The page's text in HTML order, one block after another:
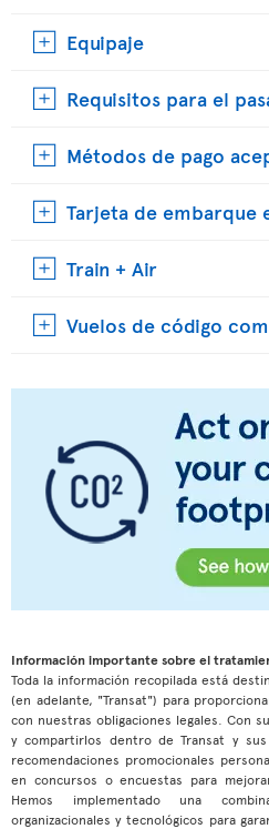
Equipaje
Requisitos para el
Métodos de pago
Tarjeta de embarque
Train + Air
Vuelos de código
Información importante sobre el
Toda la información recopilada está
(en adelante, "Transat") para
con nuestras obligaciones legales. Con
y compartirlos dentro de Transat y
recomendaciones promocionales
en concursos o encuestas para
Hemos implementado una
organizacionales y tecnológicos para